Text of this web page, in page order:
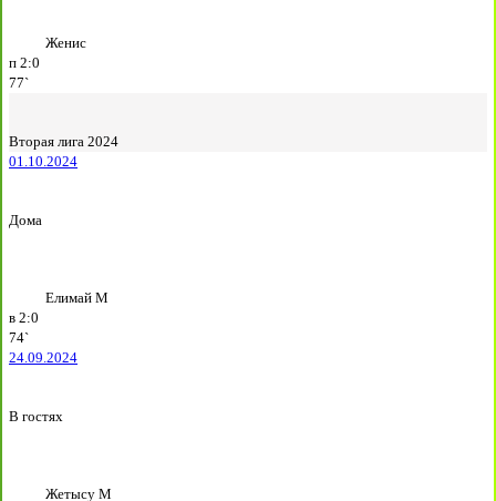
Женис
п 2:0
77`
Вторая лига 2024
01.10.2024
Дома
Елимай М
в 2:0
74`
24.09.2024
В гостях
Жетысу М